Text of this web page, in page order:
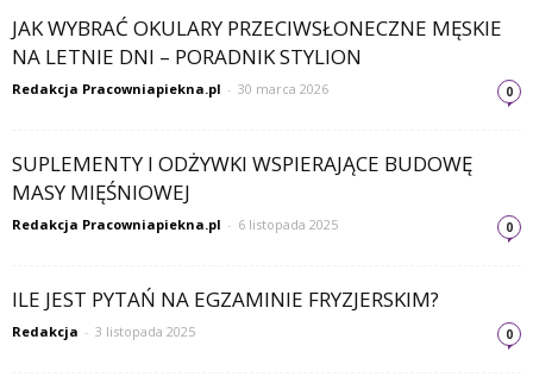
JAK WYBRAĆ OKULARY PRZECIWSŁONECZNE MĘSKIE
NA LETNIE DNI – PORADNIK STYLION
Redakcja Pracowniapiekna.pl - 30 marca 2026 0
SUPLEMENTY I ODŻYWKI WSPIERAJĄCE BUDOWĘ
MASY MIĘŚNIOWEJ
Redakcja Pracowniapiekna.pl - 6 listopada 2025 0
ILE JEST PYTAŃ NA EGZAMINIE FRYZJERSKIM?
Redakcja - 3 listopada 2025 0